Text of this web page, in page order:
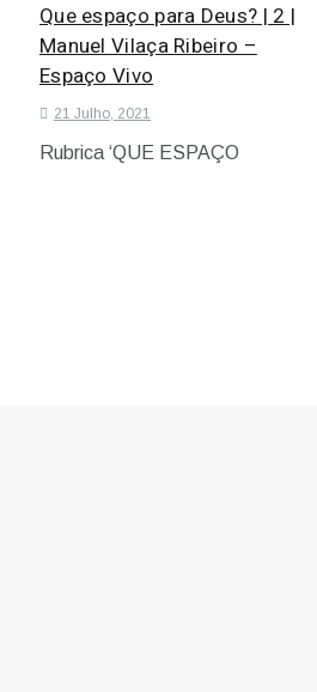
Que espaço para Deus? | 2 |
Manuel Vilaça Ribeiro –
Espaço Vivo
21 Julho, 2021
Rubrica ‘QUE ESPAÇO